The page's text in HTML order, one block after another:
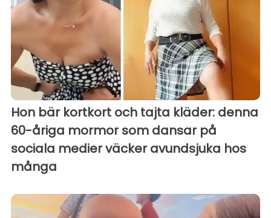
Hon bär kortkort och tajta kläder: denna
60-åriga mormor som dansar på
sociala medier väcker avundsjuka hos
många